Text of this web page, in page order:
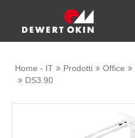
Home - IT Prodotti Office
DS3.90